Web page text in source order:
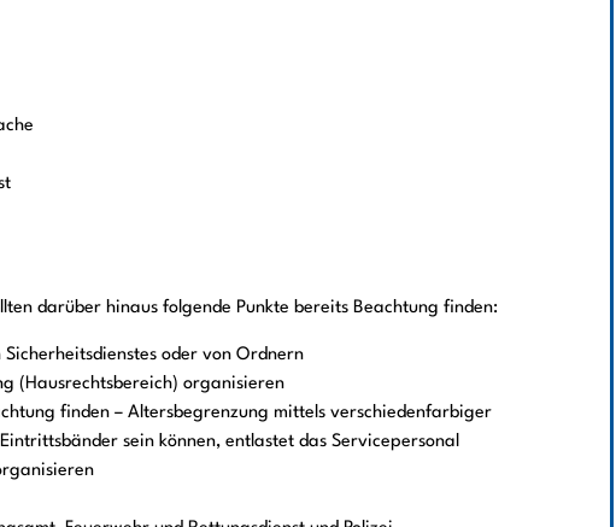
darüber hinaus folgende Punkte bereits Beachtung finden:
oder von Ordnern
(Hausrechtsbereich) organisieren
finden – Altersbegrenzung mittels verschiedenfarbiger
sein können, entlastet das Servicepersonal